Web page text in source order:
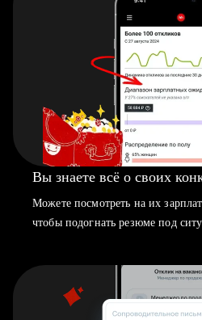
Вы знаете всё о своих
Можете посмотреть на их
чтобы подогнать резюме под